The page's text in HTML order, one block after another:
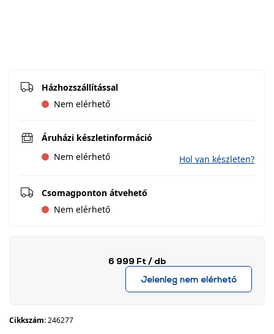
Házhozszállítással
Nem elérhető
Áruházi készletinformáció
Nem elérhető
Hol van készleten?
Csomagponton átvehető
Nem elérhető
6 999 Ft / db
Jelenleg nem elérhető
Cikkszám:246277